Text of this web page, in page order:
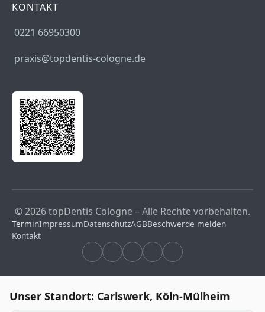
KONTAKT
0221 66950300
praxis@topdentis-cologne.de
© 2026 topDentis Cologne – Alle Rechte vorbehalten.
TerminImpressumDatenschutzAGBBeschwerde melden
Kontakt
Unser Standort: Carlswerk, Köln-Mülheim